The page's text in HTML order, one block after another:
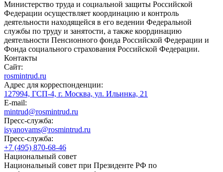
Министерство труда и социальной защиты Российской
Федерации осуществляет координацию и контроль
деятельности находящейся в его ведении Федеральной
службы по труду и занятости, а также координацию
деятельности Пенсионного фонда Российской Федерации и
Фонда социального страхования Российской Федерации.
Контакты
Сайт:
rosmintrud.ru
Адрес для корреспонденции:
127994, ГСП-4, г. Москва, ул. Ильинка, 21
E-mail:
mintrud@rosmintrud.ru
Пресс-служба:
isyanovams@rosmintrud.ru
Пресс-служба:
+7 (495) 870-68-46
Национальный совет
Национальный совет при Президенте РФ по